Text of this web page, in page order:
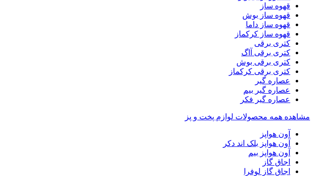
قهوه ساز
قهوه ساز بوش
قهوه ساز داما
قهوه ساز کرکماز
کتری برقی
کتری برقی آاگ
کتری برقی بوش
کتری برقی کرکماز
عصاره گیر
عصاره گیر بیم
عصاره گیر فکر
مشاهده همه محصولات لوازم پخت و پز
آون هواپز
آون هواپز بلک اند دکر
آون هواپز بیم
اجاق گاز
اجاق گاز لوفرا